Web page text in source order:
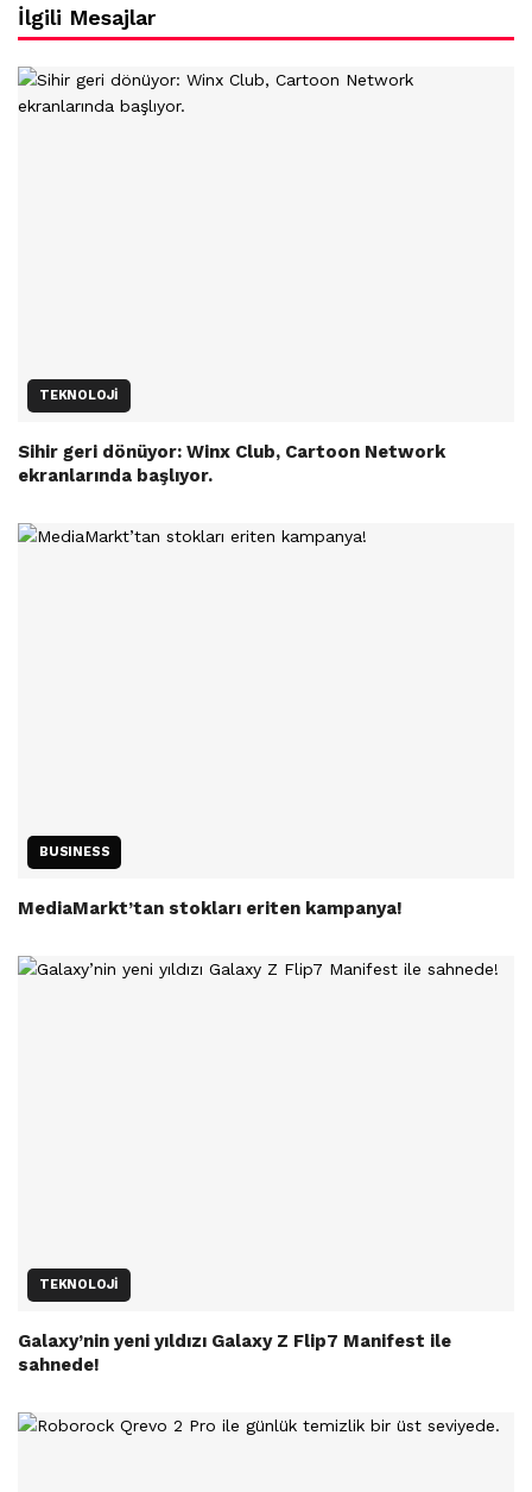
İlgili Mesajlar
TEKNOLOJI
Sihir geri dönüyor: Winx Club, Cartoon Network
ekranlarında başlıyor.
BUSINESS
MediaMarkt’tan stokları eriten kampanya!
TEKNOLOJI
Galaxy’nin yeni yıldızı Galaxy Z Flip7 Manifest ile
sahnede!